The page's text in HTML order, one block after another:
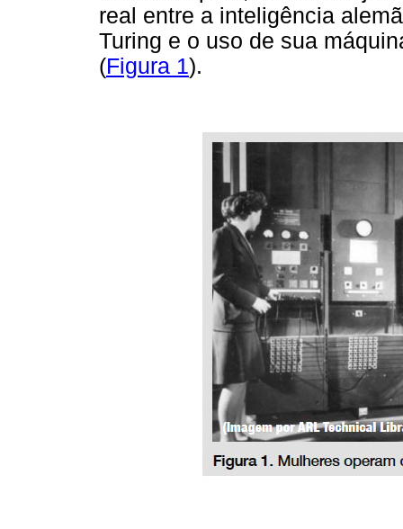
real entre a inteligência
Turing e o uso de sua
(Figura 1).